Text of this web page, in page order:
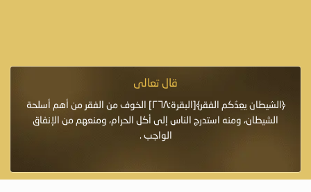
قال تعالى
﴿الشيطان يعِدُكم الفقر﴾[البقرة:٢٦٨] الخوف من الفقر من أهم أسلحة
الشيطان، ومنه استدرج الناس إلى أكل الحرام، ومنعهم من الإنفاق
الواجب .